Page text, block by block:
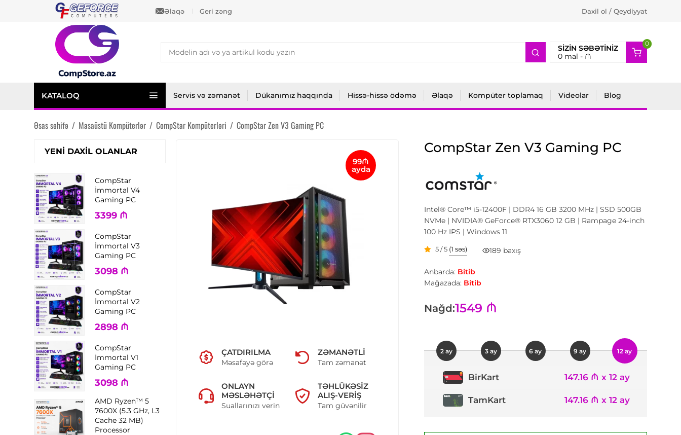
Əlaqə Geri zəng Daxil ol / Qeydiyyat
SIZIN SƏBƏTINIZ
0mal - ₼
0
2
KATALOQ Servis və zəmanət Dükanımız haqqında Hissə-hissə ödəmə Əlaqə Kompüter toplamaq Videolar Blog
Əsas səhifə / Masaüstü Kompüterlər / CompStar Kompüterləri / CompStar Zen V3 Gaming PC
YENI DAXIL OLANLAR
CompStar
İmmortal V4
Gaming PC
3399 ₼
CompStar
İmmortal V3
Gaming PC
3098 ₼
CompStar
İmmortal V2
Gaming PC
2898 ₼
CompStar
İmmortal V1
Gaming PC
3098 ₼
AMD Ryzen™ 5
7600X (5.3 GHz, L3
Cache 32 MB)
Processor
99₼
ayda
ÇATDIRILMA
Məsafəyə görə
ZƏMANƏTLI
Tam zəmanət
ONLAYN
MƏSLƏHƏTÇI
Suallarınızı verin
TƏHLÜKƏSIZ
ALIŞ-VERIŞ
Tam güvənilir
CompStar Zen V3 Gaming PC
Intel® Core™ i5-12400F | DDR4 16 GB 3200 MHz | SSD 500GB
NVMe | NVIDIA® GeForce® RTX3060 12 GB | Rampage 24-inch
100 Hz IPS | Windows 11
5 / 5 (1 səs) 189 baxış
Anbarda: Bitib
Mağazada: Bitib
Nağd:1549 ₼
2 ay 3 ay 6 ay 9 ay 12 ay
BirKart 147.16 ₼ x 12 ay
TamKart 147.16 ₼ x 12 ay